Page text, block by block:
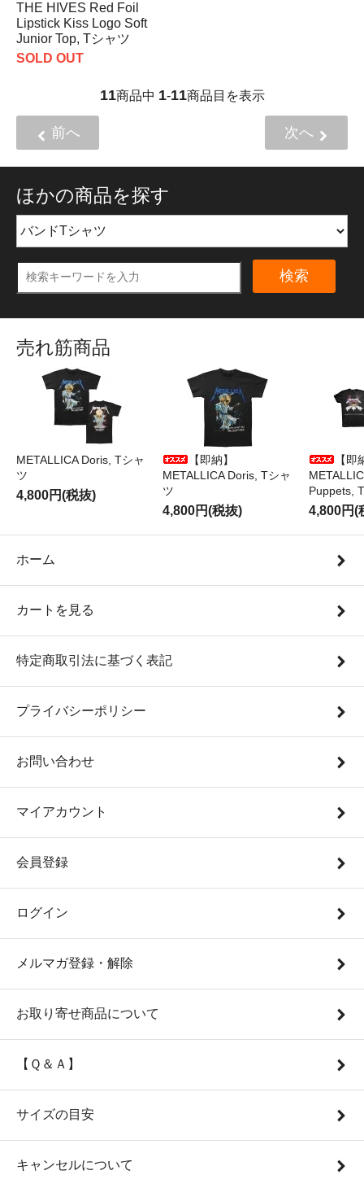
THE HIVES Red Foil
Lipstick Kiss Logo Soft
Junior Top, Tシャツ
SOLD OUT
11商品中 1-11商品目を表示
前へ 次へ
ほかの商品を探す
検索
売れ筋商品
METALLICA Doris, Tシャ
ツ
4,800円(税抜)
【即納】
METALLICA Doris, Tシャ
ツ
4,800円(税抜)
【即
Puppets,
4,800円(
ホーム
カートを見る
特定商取引法に基づく表記
プライバシーポリシー
お問い合わせ
マイアカウント
会員登録
ログイン
メルマガ登録・解除
お取り寄せ商品について
【Ｑ＆Ａ】
サイズの目安
キャンセルについて